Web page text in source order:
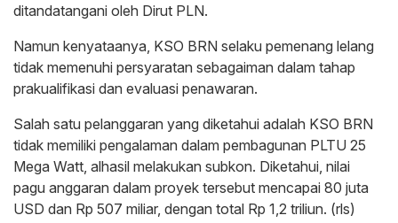
ditandatangani oleh Dirut PLN.
Namun kenyataanya, KSO BRN selaku pemenang lelang
tidak memenuhi persyaratan sebagaiman dalam tahap
prakualifikasi dan evaluasi penawaran.
Salah satu pelanggaran yang diketahui adalah KSO BRN
tidak memiliki pengalaman dalam pembagunan PLTU 25
Mega Watt, alhasil melakukan subkon. Diketahui, nilai
pagu anggaran dalam proyek tersebut mencapai 80 juta
USD dan Rp 507 miliar, dengan total Rp 1,2 triliun. (rls)